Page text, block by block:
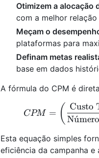
Otimizem a alocação
com a melhor
Meçam o
plataformas para
Definam metas
base em dados
A fórmula do CPM é
CPM = ( Nu
ˊ
Custo
Esta equação simples
eficiência da campanha e